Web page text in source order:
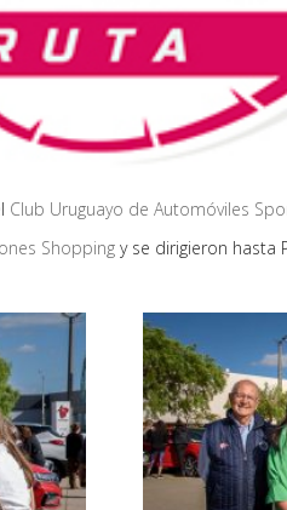
Club Uruguayo de Automóviles
Shopping y se dirigieron hasta